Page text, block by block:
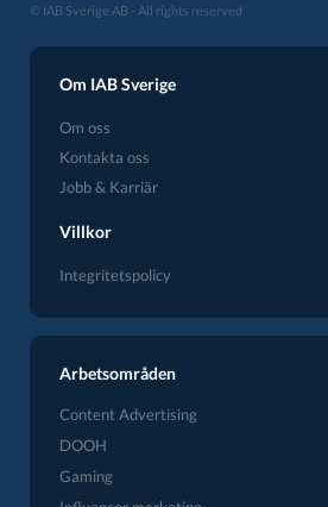
© IAB Sverige AB - All rights reserved
Om IAB Sverige
Om oss
Kontakta oss
Jobb & Karriär
Villkor
Integritetspolicy
Arbetsområden
Content Advertising
DOOH
Gaming